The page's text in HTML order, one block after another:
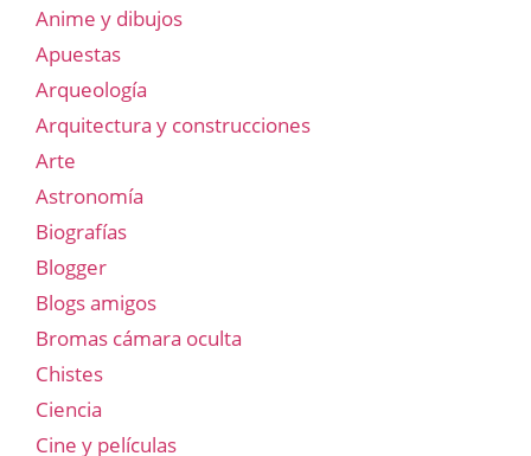
Anime y dibujos
Apuestas
Arqueología
Arquitectura y construcciones
Arte
Astronomía
Biografías
Blogger
Blogs amigos
Bromas cámara oculta
Chistes
Ciencia
Cine y películas